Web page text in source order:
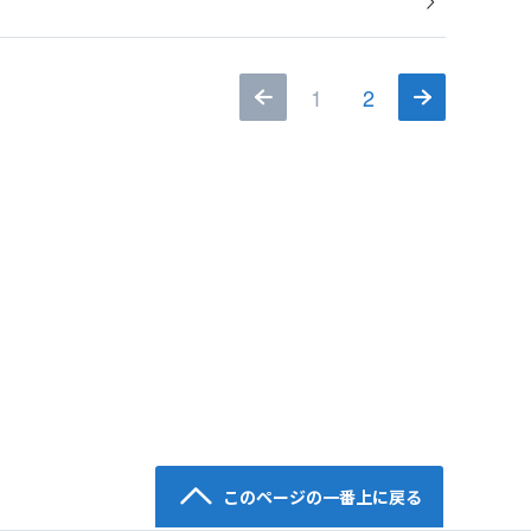
1 2
このページの一番上に戻る